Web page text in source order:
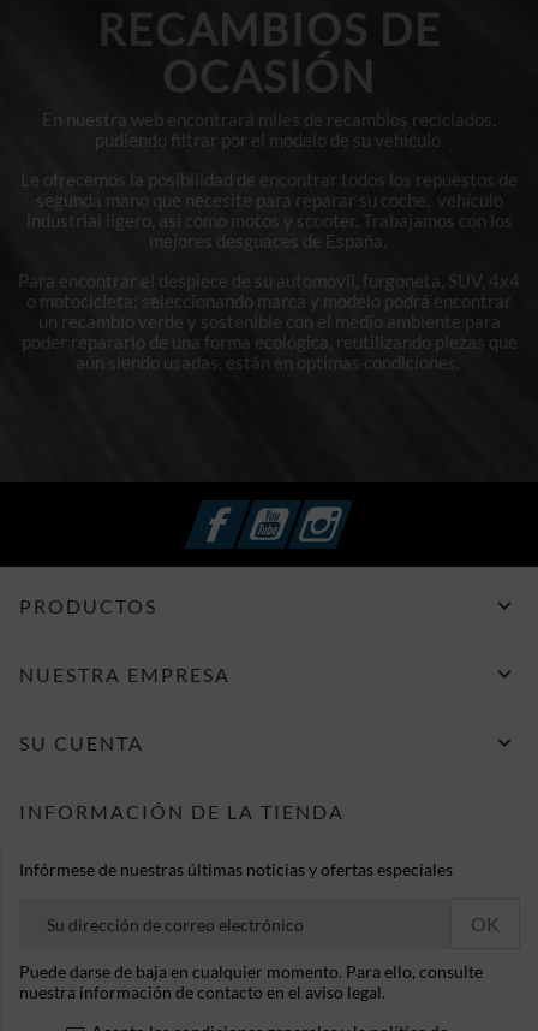
RECAMBIOS DE
OCASIÓN
En nuestra web encontrará miles de recambios reciclados,
pudiendo filtrar por el modelo de su vehículo.
Le ofrecemos la posibilidad de encontrar todos los repuestos de
segunda mano que necesite para reparar su coche, vehículo
industrial ligero, así como motos y scooter. Trabajamos con los
mejores desguaces de España.
Para encontrar el despiece de su automóvil, furgoneta, SUV, 4x4
o motocicleta; seleccionando marca y modelo podrá encontrar
un recambio verde y sostenible con el medio ambiente para
poder repararlo de una forma ecológica, reutilizando piezas que
aún siendo usadas, están en optimas condiciones.
FacebookYouTubeInstagram
PRODUCTOS 
NUESTRA EMPRESA 
SU CUENTA 
INFORMACIÓN DE LA TIENDA
Infórmese de nuestras últimas noticias y ofertas especiales
Puede darse de baja en cualquier momento. Para ello, consulte
nuestra información de contacto en el aviso legal.